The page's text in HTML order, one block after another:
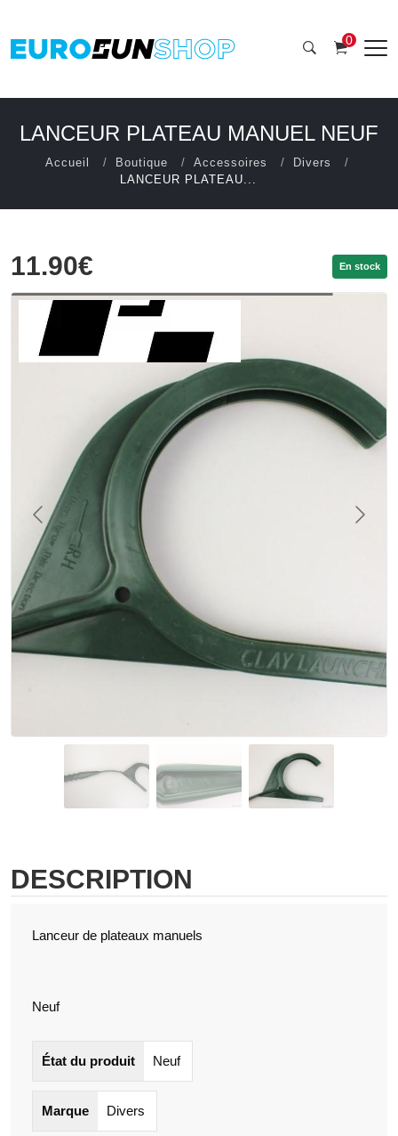
0
LANCEUR PLATEAU MANUEL NEUF
Accueil Boutique Accessoires
Divers
LANCEUR PLATEAU...
11.90€ En stock
DESCRIPTION
Lanceur de plateaux manuels
Neuf
État du produit Neuf
Marque Divers